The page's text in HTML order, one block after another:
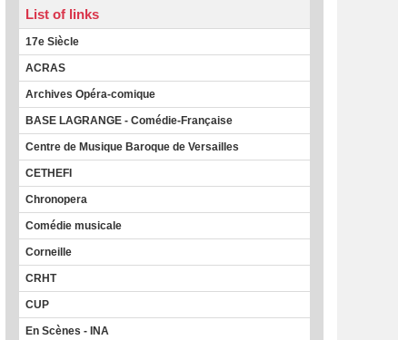
List of links
17e Siècle
ACRAS
Archives Opéra-comique
BASE LAGRANGE - Comédie-Française
Centre de Musique Baroque de Versailles
CETHEFI
Chronopera
Comédie musicale
Corneille
CRHT
CUP
En Scènes - INA